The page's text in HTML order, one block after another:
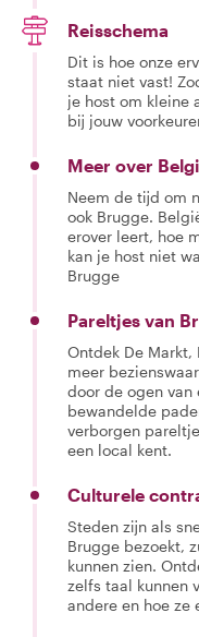
Reisschema
Dit is hoe onze
staat niet vast!
je host om kleine
bij jouw
Meer over
Neem de tijd om
ook Brugge.
erover leert, hoe
kan je host niet
Brugge
Pareltjes van
Ontdek De Markt,
meer
door de ogen van
bewandelde
verborgen
een local kent.
Culturele
Steden zijn als
Brugge bezoekt,
kunnen zien.
zelfs taal kunnen
andere en hoe ze